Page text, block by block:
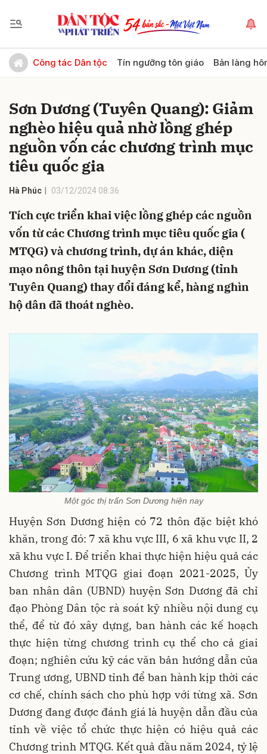
Công tác Dân tộc Tín ngưỡng tôn giáo Bản làng
Sơn Dương (Tuyên Quang): Giảm
nghèo hiệu quả nhờ lồng ghép
nguồn vốn các chương trình mục
tiêu quốc gia
Hà Phúc 03/12/2024 08:36
Tích cực triển khai việc lồng ghép các nguồn
vốn từ các Chương trình mục tiêu quốc gia (
MTQG) và chương trình, dự án khác, diện
mạo nông thôn tại huyện Sơn Dương (tỉnh
Tuyên Quang) thay đổi đáng kể, hàng nghìn
hộ dân đã thoát nghèo.
Một góc thị trấn Sơn Dương hiện nay
Huyện Sơn Dương hiện có 72 thôn đặc biệt khó
khăn, trong đó: 7 xã khu vực III, 6 xã khu vực II, 2
xã khu vực I. Để triển khai thực hiện hiệu quả các
Chương trình MTQG giai đoạn 2021-2025, Ủy
ban nhân dân (UBND) huyện Sơn Dương đã chỉ
đạo Phòng Dân tộc rà soát kỹ nhiều nội dung cụ
thể, để từ đó xây dựng, ban hành các kế hoạch
thực hiện từng chương trình cụ thể cho cả giai
đoạn; nghiên cứu kỹ các văn bản hướng dẫn của
Trung ương, UBND tỉnh để ban hành kịp thời các
cơ chế, chính sách cho phù hợp với từng xã. Sơn
Dương đang được đánh giá là huyện dẫn đầu của
tỉnh về việc tổ chức thực hiện có hiệu quả các
Chương trình MTQG. Kết quả đầu năm 2024, tỷ lệ
Gửi bình luận